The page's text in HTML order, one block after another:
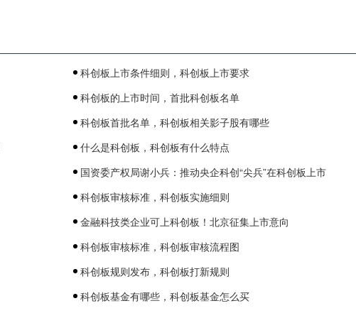
科创板上市条件细则，科创板上市要求
科创板的上市时间，首批科创板名单
科创板首批名单，科创板相关影子股有哪些
什么是科创板，科创板有什么特点
国资委产权局谢小兵：推动央企科创“尖兵”在科创板上市
科创板审核标准，科创板实施细则
金融科技类企业可上科创板！北京征集上市意向
科创板审核标准，科创板审核流程图
科创板规则发布，科创板打新规则
科创板基金有哪些，科创板基金怎么买